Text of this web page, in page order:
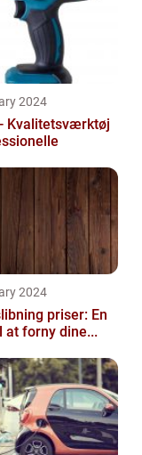
2024
Kvalitetsværktøj
2024
priser: En
at forny dine...